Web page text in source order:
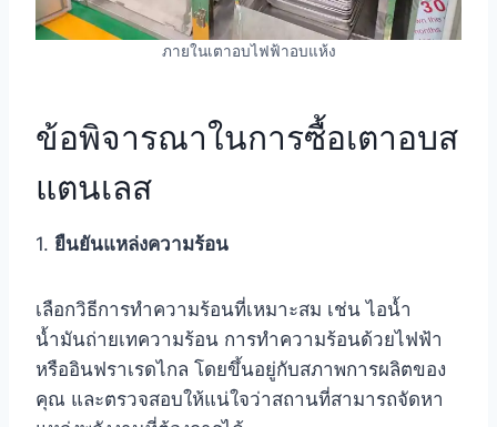
ภายในเตาอบไฟฟ้าอบแห้ง
ข้อพิจารณาในการซื้อเตาอบส
แตนเลส
1. ยืนยันแหล่งความร้อน
เลือกวิธีการทำความร้อนที่เหมาะสม เช่น ไอน้ำ
น้ำมันถ่ายเทความร้อน การทำความร้อนด้วยไฟฟ้า
หรืออินฟราเรดไกล โดยขึ้นอยู่กับสภาพการผลิตของ
คุณ และตรวจสอบให้แน่ใจว่าสถานที่สามารถจัดหา